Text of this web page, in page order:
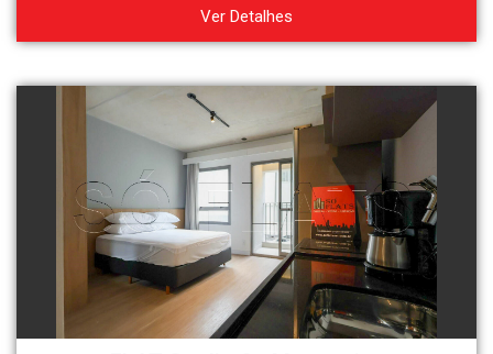
Ver Detalhes